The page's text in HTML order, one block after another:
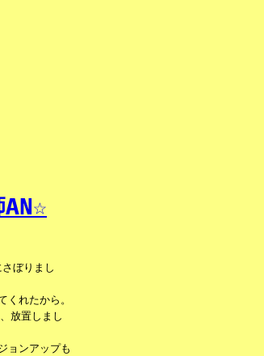
ぼりまし
れたから。
放置しまし
ョンアップも